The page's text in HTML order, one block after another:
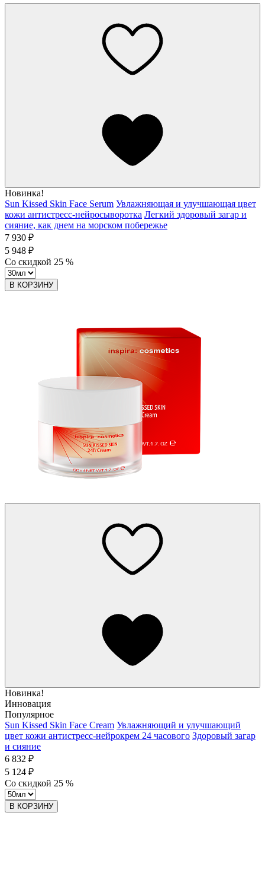
Новинка!
Sun Kissed Skin Face Serum Увлажняющая и улучшающая цвет
кожи антистресс-нейросыворотка Легкий здоровый загар и
сияние, как днем на морском побережье
7 930 ₽
5 948 ₽
Со скидкой 25 %
В КОРЗИНУ
Новинка!
Инновация
Популярное
Sun Kissed Skin Face Cream Увлажняющий и улучшающий
цвет кожи антистресс-нейрокрем 24 часового Здоровый загар
и сияние
6 832 ₽
5 124 ₽
Со скидкой 25 %
В КОРЗИНУ